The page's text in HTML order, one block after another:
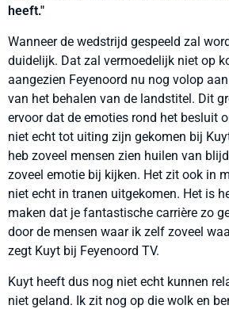
heeft."
Wanneer de wedstrijd gespeeld zal
duidelijk. Dat zal vermoedelijk niet op
aangezien Feyenoord nu nog volop
van het behalen van de landstitel. Dit
ervoor dat de emoties rond het besluit
niet echt tot uiting zijn gekomen bij
heb zoveel mensen zien huilen van
zoveel emotie bij kijken. Het zit ook in
niet echt in tranen uitgekomen. Het is
maken dat je fantastische carrière zo
door de mensen waar ik zelf zoveel
zegt Kuyt bij Feyenoord TV.
Kuyt heeft dus nog niet echt kunnen
niet geland. Ik zit nog op die wolk en